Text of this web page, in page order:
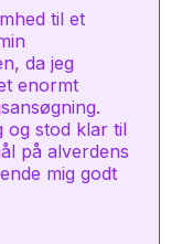
til et
da jeg
enormt
og stod klar til
på alverdens
mig godt